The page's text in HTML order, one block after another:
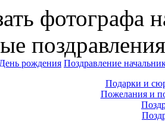
День рождения Поздравление
Подарки и
Пожелания и